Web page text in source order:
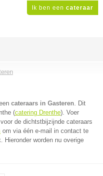
Ik ben een cateraar
cateraars in Gasteren. Dit
(catering Drenthe). Voer
de dichtstbijzijnde cateraars
om via één e-mail in contact te
Hieronder worden nu overige